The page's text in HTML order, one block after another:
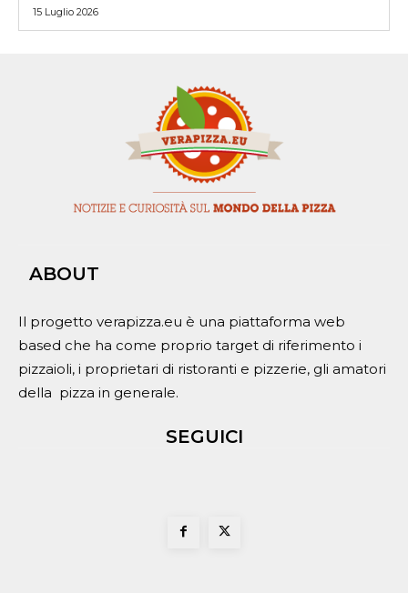
15 Luglio 2026
ABOUT
Il progetto verapizza.eu è una piattaforma web
based che ha come proprio target di riferimento i
pizzaioli, i proprietari di ristoranti e pizzerie, gli amatori
della pizza in generale.
SEGUICI